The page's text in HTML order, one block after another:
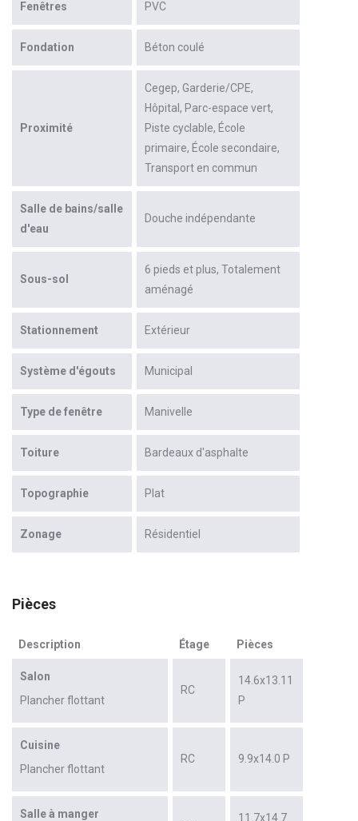
Fenêtres PVC
Fondation Béton coulé
Proximité
Cegep Garderie/CPE
Hôpital Parc-espace vert
Piste cyclable École
primaire École secondaire
Transport en commun
Salle de bains/salle
d'eau
Douche indépendante
Sous-sol
6 pieds et plus Totalement
aménagé
Stationnement Extérieur
Système d'égouts Municipal
Type de fenêtre Manivelle
Toiture Bardeaux d'asphalte
Topographie Plat
Zonage Résidentiel
Pièces
Description Étage Pièces
Salon
Plancher flottant
RC
14.6x13.11
P
Cuisine
Plancher flottant
RC 9.9x14.0 P
Salle à manger
11.7x14.7